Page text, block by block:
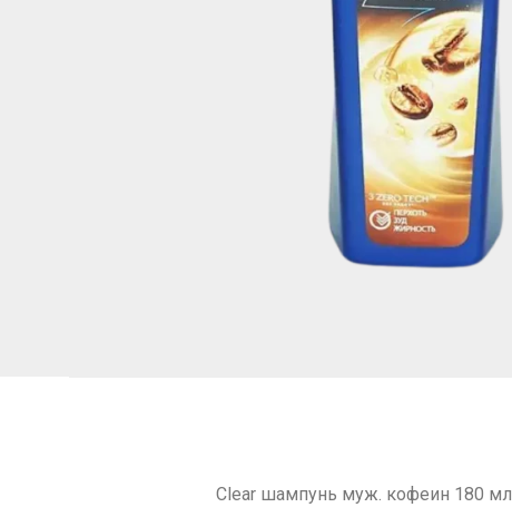
Clear шампунь муж. кофеин 180 мл